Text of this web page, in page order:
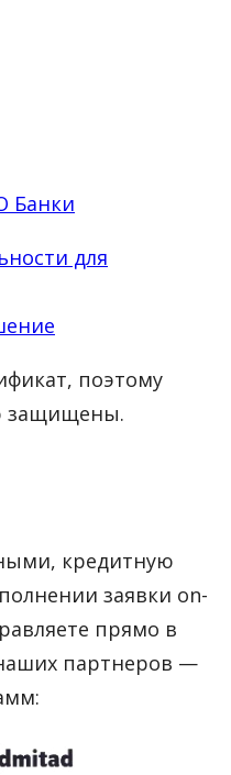
Банки
для
поэтому
защищены.
кредитную
заявки on-
прямо в
партнеров —